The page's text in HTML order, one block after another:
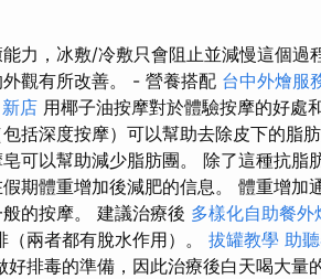
力，冰敷/冷敷只會阻止並減慢這個過
觀有所改善。 - 營養搭配 台中外燴服
店 用椰子油按摩對於體驗按摩的好處
括深度按摩）可以幫助去除皮下的脂
可以幫助減少脂肪團。 除了這種抗
期體重增加後減肥的信息。 體重增
的按摩。 建議治療後 多樣化自助餐外
（兩者都有脫水作用）。 拔罐教學 助
好排毒的準備，因此治療後白天喝大量